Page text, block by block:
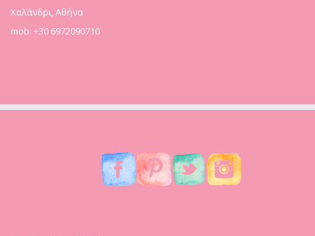
Χαλάνδρι, Αθήνα
mob: +30 6972090710